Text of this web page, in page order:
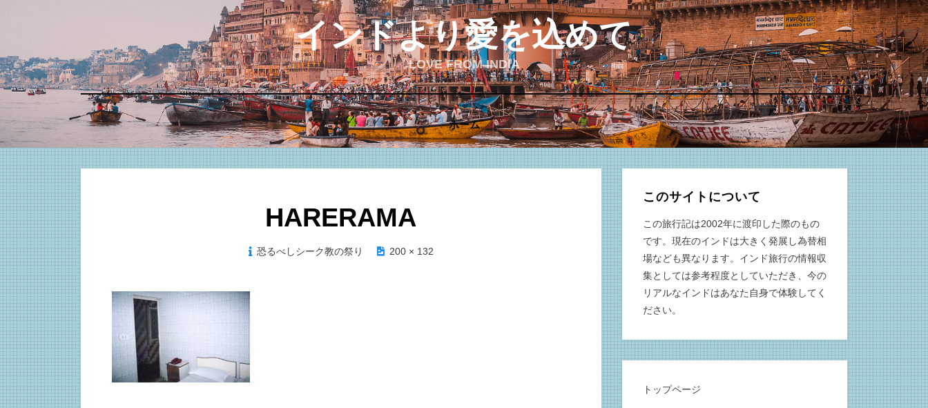
テ
ン
へ
移
動
す
る
インドより愛を込めて
LOVE FROM INDIA
ホーム
HARERAMA
投 2022-01-29
恐るべしシーク教の祭り 200 × 132
このサイトについて
この旅行記は2002年に渡印した際のもの
です。現在のインドは大きく発展し為替相
場なども異なります。インド旅行の情報収
集としては参考程度としていただき、今の
リアルなインドはあなた自身で体験してく
ださい。
トップページ